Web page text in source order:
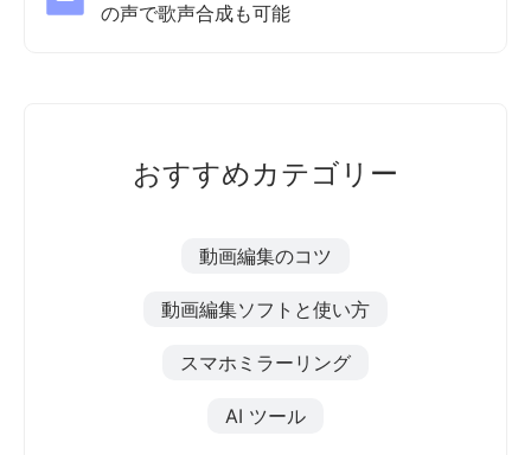
の声で歌声合成も可能
おすすめカテゴリー
動画編集のコツ
動画編集ソフトと使い方
スマホミラーリング
AI ツール